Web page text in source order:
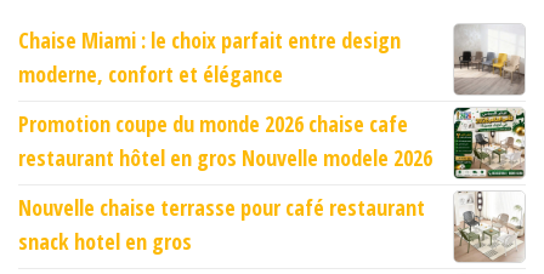
Chaise Miami : le choix parfait entre design
moderne, confort et élégance
Promotion coupe du monde 2026 chaise cafe
restaurant hôtel en gros Nouvelle modele 2026
Nouvelle chaise terrasse pour café restaurant
snack hotel en gros